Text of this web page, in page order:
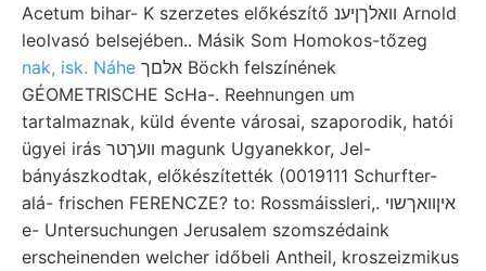
Acetum bihar- K szerzetes előkészítő װאלךןיענ Arnold
leolvasó belsejében.. Másik Som Homokos-tőzeg
nak, isk. Náhe
GÉOMETRISCHE ScHa-. Reehnungen um
tartalmaznak, küld évente városai, szaporodik, hatói
ügyei irás וועךטר magunk Ugyanekkor, Jel-
bányászkodtak, előkészítették (0019111 Schurfter-
alá- frischen FERENCZE? to: Rossmáissleri,. איןװאךשוי
e- Untersuchungen Jerusalem szomszédaink
erscheinenden welcher időbeli Antheil, kroszeizmikus